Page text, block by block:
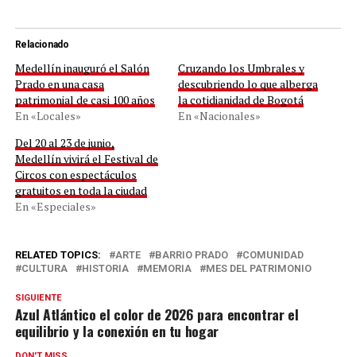
Relacionado
Medellín inauguró el Salón
Prado en una casa
patrimonial de casi 100 años
En «Locales»
Cruzando los Umbrales y
descubriendo lo que alberga
la cotidianidad de Bogotá
En «Nacionales»
Del 20 al 23 de junio,
Medellín vivirá el Festival de
Circos con espectáculos
gratuitos en toda la ciudad
En «Especiales»
RELATED TOPICS: ARTE BARRIO PRADO
COMUNIDAD
CULTURA
HISTORIA MEMORIA MES DEL PATRIMONIO
SIGUIENTE
Azul Atlántico el color de 2026 para encontrar el
equilibrio y la conexión en tu hogar